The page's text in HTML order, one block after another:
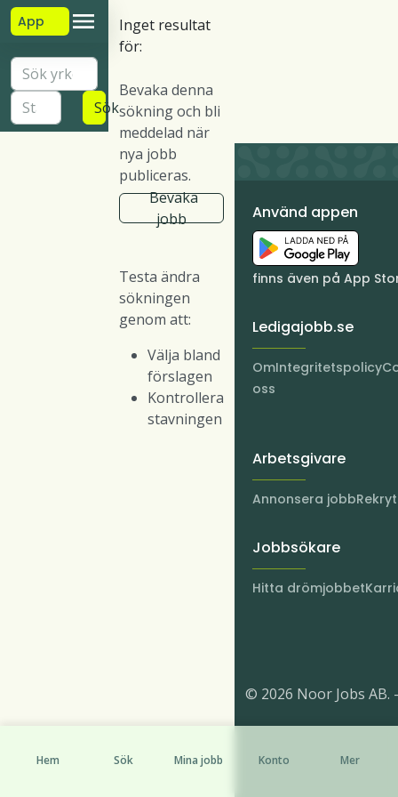
App
Sök
Inget resultat
för:
Bevaka denna
sökning och bli
meddelad när
nya jobb
publiceras.
Bevaka
jobb
Testa ändra
sökningen
genom att:
Välja bland
förslagen
Kontrollera
stavningen
Använd appen
finns även på App
Ledigajobb.se
Om
oss
Integritetspolicy
Arbetsgivare
Annonsera jobb
Jobbsökare
Hitta drömjobbet
© 2026 Noor Jobs AB.
Hem Sök Mina jobb Konto Mer